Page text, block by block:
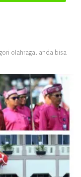
olahraga, anda bisa